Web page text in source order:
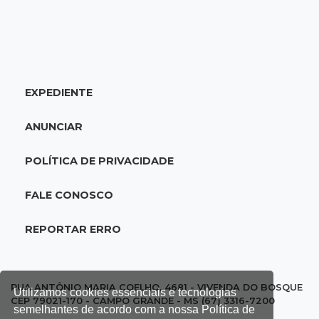
Utilizamos cookies essenciais e tecnologias
semelhantes de acordo com a nossa Política de
16:07Crime em maio
no Taveirópolis
15:53 Feriadão
Justiça suspende expediente por dois dias e
e morre a caminho do hospital
EXPEDIENTE
ANUNCIAR
POLÍTICA DE PRIVACIDADE
FALE CONOSCO
REPORTAR ERRO
RUA ANTÔNIO MARIA COELHO, 4681 - VIVENDA DO BOSQUE
CEP 79021-170 - CAMPO GRANDE - MS (67) 3316-7200